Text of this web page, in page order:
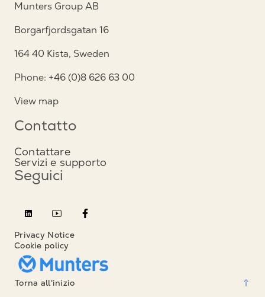
Munters Group AB
Borgarfjordsgatan 16
164 40 Kista, Sweden
Phone: +46 (0)8 626 63 00
View map
Contatto
Contattare
Servizi e supporto
Seguici
Privacy Notice
Cookie policy
Torna all'inizio